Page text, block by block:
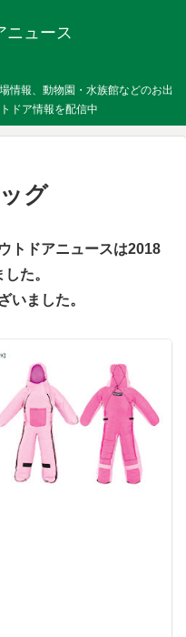
ニュース
情報、動物園・水族館などのお出
ドア情報を配信中
グ
トドアニュースは2018
た。
いました。